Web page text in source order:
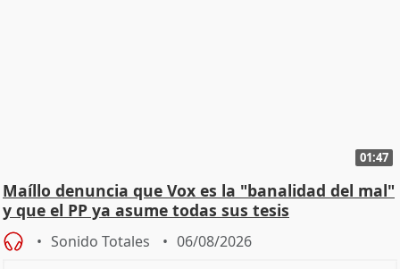
01:47
Maíllo denuncia que Vox es la "banalidad del mal"
y que el PP ya asume todas sus tesis
Sonido Totales 06/08/2026